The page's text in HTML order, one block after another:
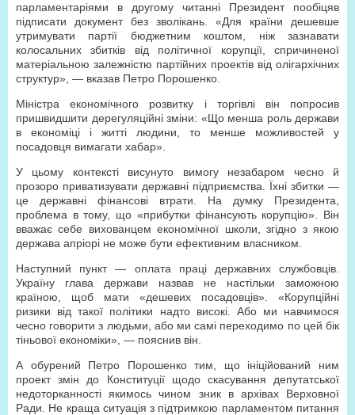
парламентаріями в другому читанні Президент пообіцяв
підписати документ без зволікань. «Для країни дешевше
утримувати партії бюджетним коштом, ніж зазнавати
колосальних збитків від політичної корупції, спричиненої
матеріальною залежністю партійних проектів від олігархічних
структур», — вказав Петро Порошенко.
Міністра економічного розвитку і торгівлі він попросив
пришвидшити дерегуляційні зміни: «Що менша роль держави
в економіці і житті людини, то менше можливостей у
посадовця вимагати хабар».
У цьому контексті висунуто вимогу незабаром чесно й
прозоро приватизувати державні підприємства. Їхні збитки —
це державні фінансові втрати. На думку Президента,
проблема в тому, що «прибутки фінансують корупцію». Він
вважає себе вихованцем економічної школи, згідно з якою
держава апріорі не може бути ефективним власником.
Наступний пункт — оплата праці державних службовців.
Україну глава держави назвав не настільки заможною
країною, щоб мати «дешевих посадовців». «Корупційні
ризики від такої політики надто високі. Або ми навчимося
чесно говорити з людьми, або ми самі переходимо по цей бік
тіньової економіки», — пояснив він.
А обурений Петро Порошенко тим, що ініційований ним
проект змін до Конституції щодо скасування депутатської
недоторканності якимось чином зник в архівах Верховної
Ради. Не краща ситуація з підтримкою парламентом питання